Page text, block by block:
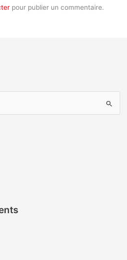
pour publier un commentaire.